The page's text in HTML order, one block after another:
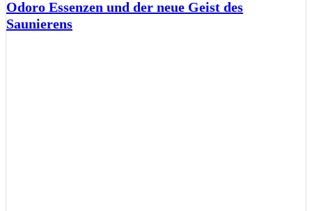
Odoro Essenzen und der neue Geist des
Saunierens